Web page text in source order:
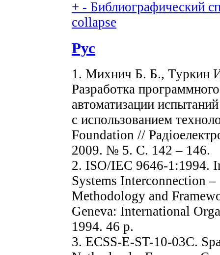
+ - Библиографический
collapse
Рус
1. Михнич Б. Б., Туркин
Разработка
автоматизации
с использованием
Foundation //
2009. № 5. С. 142 – 146.
2. ISO/IEC 9646-1:1994.
Systems Interconnection
Methodology and
Geneva: International
1994. 46 p.
3. ECSS-E-ST-10-03C.